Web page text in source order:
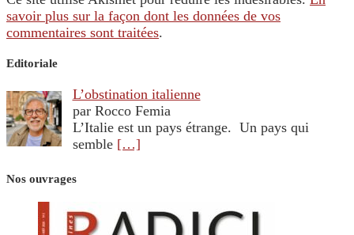
savoir plus sur la façon dont les données de vos
commentaires sont traitées.
Editoriale
L’obstination italienne
par Rocco Femia
L’Italie est un pays étrange. Un pays qui
semble […]
Nos ouvrages